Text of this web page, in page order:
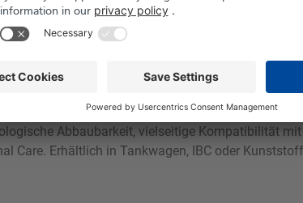
Natriumlaurylsulfat (SLS) mit RSPO MB-
Produkt wird in Wasch- und
Abbaubarkeit, vielseitige Kompatibilität
Care. Erhältlich in Tankwagen, IBC oder